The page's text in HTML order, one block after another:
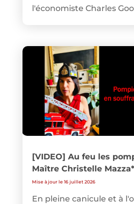
l'économiste Charles
[VIDEO] Au feu les
Maître Christelle Mazza*
Mise à jour le 16 juillet 2026
En pleine canicule et à